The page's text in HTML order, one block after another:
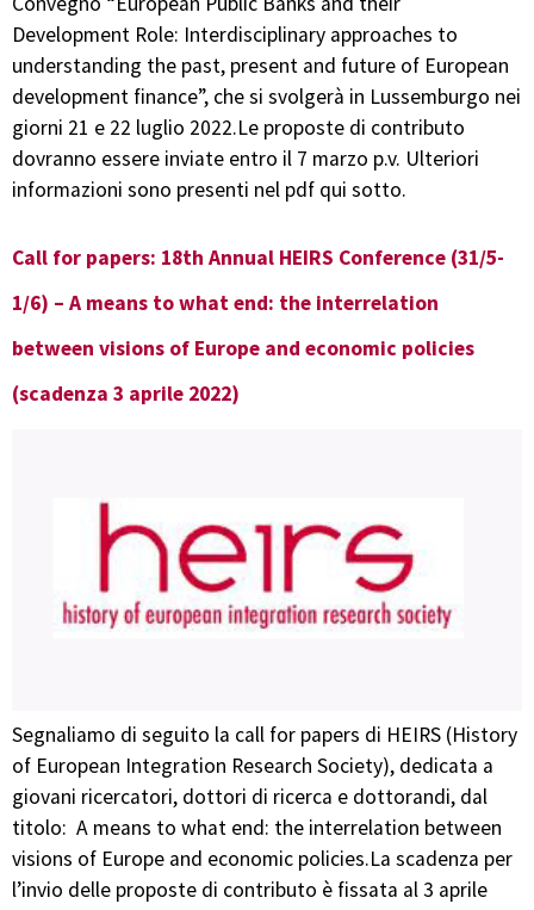
Development Role: Interdisciplinary approaches to
understanding the past, present and future of European
development finance”, che si svolgerà in Lussemburgo nei
giorni 21 e 22 luglio 2022.Le proposte di contributo
dovranno essere inviate entro il 7 marzo p.v. Ulteriori
informazioni sono presenti nel pdf qui sotto.
Call for papers: 18th Annual HEIRS Conference (31/5-
1/6) – A means to what end: the interrelation
between visions of Europe and economic policies
(scadenza 3 aprile 2022)
Segnaliamo di seguito la call for papers di HEIRS (History
of European Integration Research Society), dedicata a
giovani ricercatori, dottori di ricerca e dottorandi, dal
titolo: A means to what end: the interrelation between
visions of Europe and economic policies.La scadenza per
l’invio delle proposte di contributo è fissata al 3 aprile